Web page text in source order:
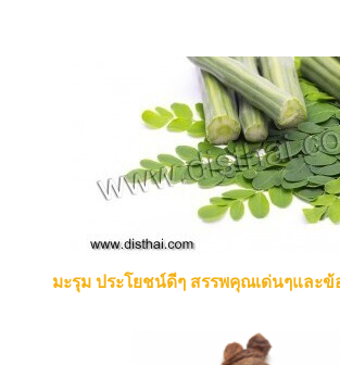
มะรุม ประโยชน์ดีๆ สรรพคุณเด่นๆและข้